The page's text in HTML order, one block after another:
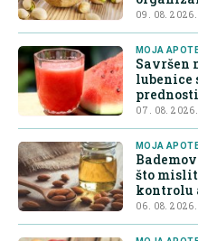
09. 08. 2026.
MOJA
Savršen
lubenice
prednosti
07. 08. 2026.
MOJA
što
kontrolu
06. 08. 2026.